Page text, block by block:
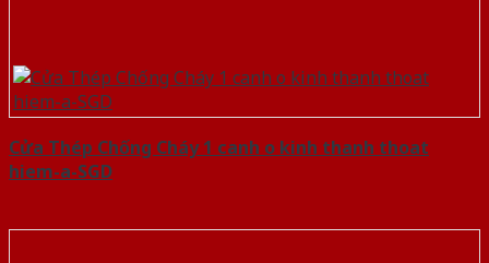
Cửa Thép Chống Cháy 1 canh o kinh thanh thoat
hiem-a-SGD